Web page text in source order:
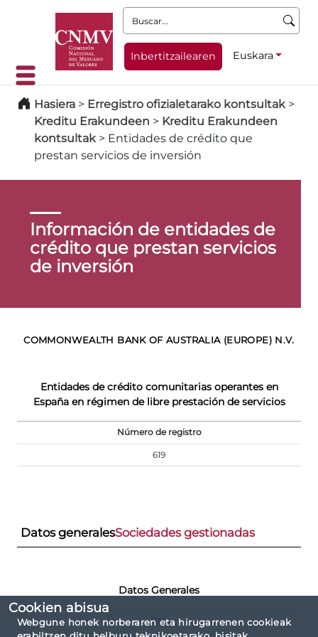
Cookien abisua
Webgune honek norberaren eta hirugarrenen cookieak
Buscar:
Inbertitzailearen Euskara
Hasiera > Erregistro ofizialetarako kontsultak>
Kreditu Erakundeen > Kreditu Erakundeen
kontsultak> Entidades de crédito que
prestan servicios de inversión
Información de entidades de
crédito que prestan servicios
de inversión
COMMONWEALTH BANK OF AUSTRALIA (EUROPE) N.V.
Entidades de crédito comunitarias operantes en
España en régimen de libre prestación de servicios
Número de registro
619
Datos generalesSociedades gestionadas
Datos Generales
País